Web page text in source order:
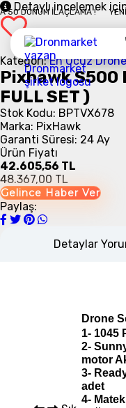
DÖNÜM İLAÇLAMA ! YENI
Sepet Detayı
Detaylı incelemek
Kategori:En Ucuz
Pixhawk S500
FULL SET )
Stok Kodu: BPTVX678
Marka: PixHawk
Garanti Süresi: 24 Ay
Ürün Fiyatı
42.605,56 TL
48.367,00 TL
Gelince Haber Ver
Paylaş:
Detaylar
Drone
1- 1045
2-
motor
3-
adet
4-